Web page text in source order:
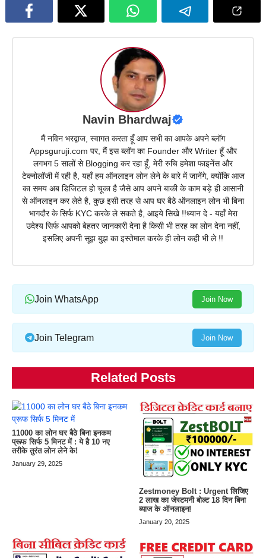
Navin Bhardwaj
मैं नविन भरद्वाज, स्वागत करता हूँ आप सभी का आपके अपने ब्लॉग
Appsguruji.com पर, मैं इस ब्लॉग का Founder और Writer हूँ और
लगभग 5 सालों से Blogging कर रहा हूँ, मेरी रुचि हमेशा फाइनेंस और
टेक्नोलॉजी में रही है, यहाँ हम ऑनलाइन लोन लेने के बारे में जानेंगे, क्योंकि आज
का समय अब डिजिटल हो चूका है जैसे आप अपने बाकी के काम बड़े ही आसानी
से ऑनलाइन कर लेते है, कुछ इसी तरह से आप घर बैठे ऑनलाइन लोन भी बिना
भागदौर के सिर्फ KYC करके ले सकते है, आइये सिखे !!ध्यान दे - यहाँ मेरा
उदेश्य सिर्फ आपको बेहतर जानकारी देना है किसी भी तरह का लोन देना नहीं,
इसलिए अपनी सूझ बुझ का इस्तेमाल करके ही लोन कही भी ले !!
Join WhatsApp Join Now
Join Telegram Join Now
Related Posts
11000 का लोन घर बैठे बिना इनकम
प्रूफ सिर्फ 5 मिनट में : ये है 10 नए
तरीके तुरंत लोन लेने के!
January 29, 2025
Zestmoney Bolt : Urgent लिजिए
2 लाख का जेस्टमनी बोल्ट 18 दिन बिना
ब्याज के ऑनलाइन!
January 20, 2025